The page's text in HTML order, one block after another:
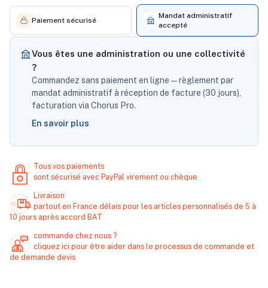
Paiement sécurisé
Mandat administratif
accepté
Vous êtes une administration ou une collectivité
?
Commandez sans paiement en ligne — règlement par
mandat administratif à réception de facture (30 jours),
facturation via Chorus Pro.
En savoir plus
Tous vos paiements
sont sécurisé avec PayPal virement ou chèque
Livraison
partout en France délais pour les articles personnalisés de 5 à
10 jours après accord BAT
commande chez nous ?
cliquez ici pour être aider dans le processus de commande et
de demande devis